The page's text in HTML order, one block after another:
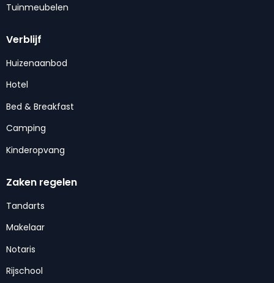
Tuinmeubelen
Verblijf
Huizenaanbod
Hotel
Bed & Breakfast
Camping
Kinderopvang
Zaken regelen
Tandarts
Makelaar
Notaris
Rijschool